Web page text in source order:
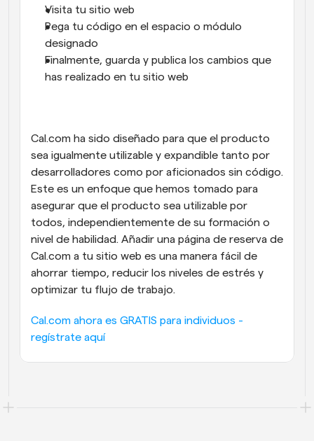
Visita tu sitio web
Pega tu código en el espacio o módulo
designado
Finalmente, guarda y publica los cambios que
has realizado en tu sitio web
Cal.com ha sido diseñado para que el producto
sea igualmente utilizable y expandible tanto por
desarrolladores como por aficionados sin código.
Este es un enfoque que hemos tomado para
asegurar que el producto sea utilizable por
todos, independientemente de su formación o
nivel de habilidad. Añadir una página de reserva de
Cal.com a tu sitio web es una manera fácil de
ahorrar tiempo, reducir los niveles de estrés y
optimizar tu flujo de trabajo.
Cal.com ahora es GRATIS para individuos -
regístrate aquí